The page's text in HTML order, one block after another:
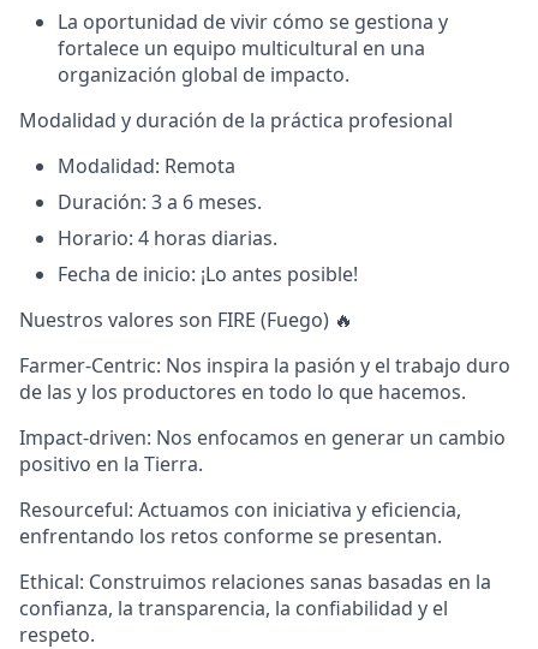
La oportunidad de vivir cómo se gestiona y
fortalece un equipo multicultural en una
organización global de impacto.
Modalidad y duración de la práctica profesional
Modalidad: Remota
Duración: 3 a 6 meses.
Horario: 4 horas diarias.
Fecha de inicio: ¡Lo antes posible!
Nuestros valores son FIRE (Fuego) 🔥
Farmer-Centric: Nos inspira la pasión y el trabajo duro
de las y los productores en todo lo que hacemos.
Impact-driven: Nos enfocamos en generar un cambio
positivo en la Tierra.
Resourceful: Actuamos con iniciativa y eficiencia,
enfrentando los retos conforme se presentan.
Ethical: Construimos relaciones sanas basadas en la
confianza, la transparencia, la confiabilidad y el
respeto.